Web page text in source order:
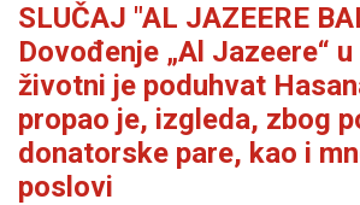
SLUČAJ "AL JAZEERE
Dovođenje „Al Jazeere“
životni je poduhvat
propao je, izgleda, zbog
donatorske pare, kao i
poslovi